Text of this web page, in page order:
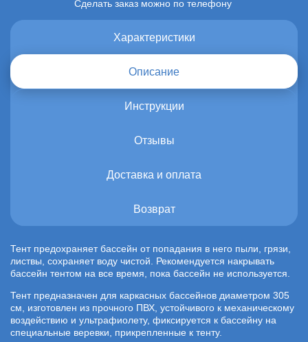
Сделать заказ можно по телефону
Характеристики
Описание
Инструкции
Отзывы
Доставка и оплата
Возврат
Тент предохраняет бассейн от попадания в него пыли, грязи,
листвы, сохраняет воду чистой. Рекомендуется накрывать
бассейн тентом на все время, пока бассейн не используется.
Тент предназначен для каркасных бассейнов диаметром 305
см, изготовлен из прочного ПВХ, устойчивого к механическому
воздействию и ультрафиолету, фиксируется к бассейну на
специальные веревки, прикрепленные к тенту.